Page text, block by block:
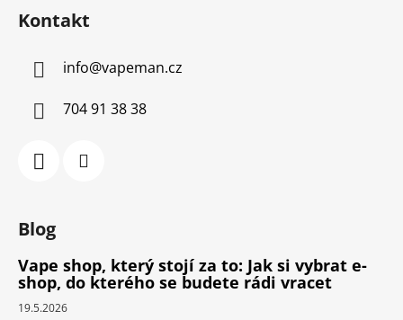
Kontakt
info@vapeman.cz
704 91 38 38
Blog
Vape shop, který stojí za to: Jak si vybrat e-
shop, do kterého se budete rádi vracet
19.5.2026